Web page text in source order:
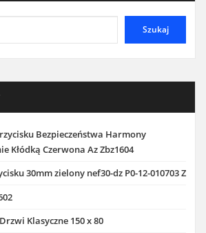
Szukaj
Bezpieczeństwa Harmony
Kłódką Czerwona Az Zbz1604
30mm zielony nef30-dz P0-12-010703 Z
Klasyczne 150 x 80